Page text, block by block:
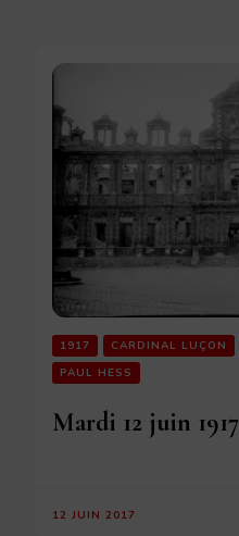
1917 CARDINAL LUÇON
PAUL HESS
Mardi 12 juin 1917
12 JUIN 2017